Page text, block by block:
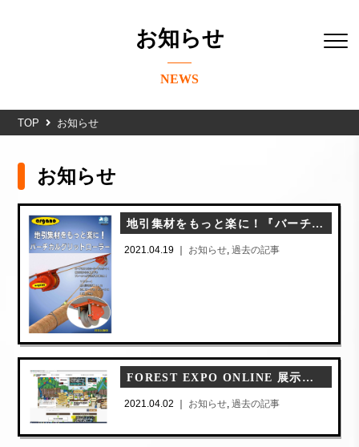
お知らせ
NEWS
TOP お知らせ
お知らせ
地引集材をもっと楽に！『バーチカルグリットローラー（VGR-4)』新発売！！！
2021.04.19 ｜ お知らせ ,過去の記事
FOREST EXPO ONLINE 展示会に 出展しました。
2021.04.02 ｜ お知らせ ,過去の記事